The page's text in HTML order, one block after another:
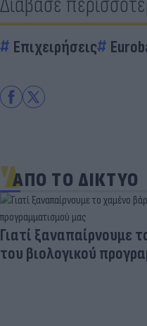
Επιχειρήσεις
ΑΠΟ ΤΟ ΔΙΚΤΥΟ
Γιατί ξαναπαίρνουμε
του βιολογικού